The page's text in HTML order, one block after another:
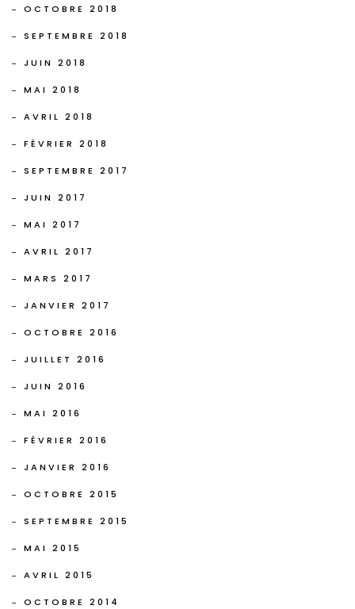
OCTOBRE 2018
SEPTEMBRE 2018
JUIN 2018
MAI 2018
AVRIL 2018
FÉVRIER 2018
SEPTEMBRE 2017
JUIN 2017
MAI 2017
AVRIL 2017
MARS 2017
JANVIER 2017
OCTOBRE 2016
JUILLET 2016
JUIN 2016
MAI 2016
FÉVRIER 2016
JANVIER 2016
OCTOBRE 2015
SEPTEMBRE 2015
MAI 2015
AVRIL 2015
OCTOBRE 2014